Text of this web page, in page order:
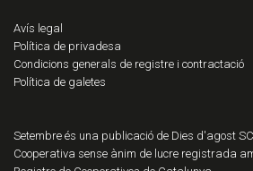
Avís legal
Política de privadesa
Condicions generals de registre i contractació
Política de galetes
Setembre és una publicació de Dies d'agost
Cooperativa sense ànim de lucre registrada